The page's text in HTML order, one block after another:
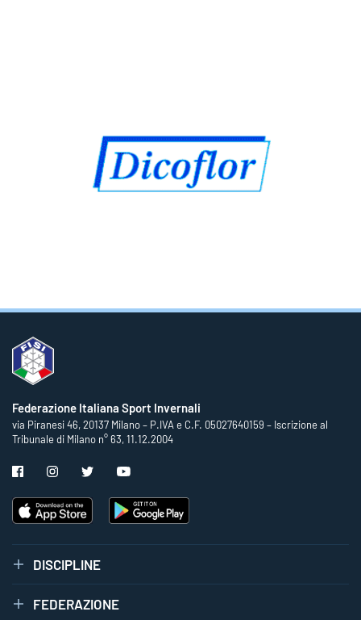
Federazione Italiana Sport Invernali
via Piranesi 46, 20137 Milano – P.IVA e C.F. 05027640159 – Iscrizione al
Tribunale di Milano n° 63, 11.12.2004
DISCIPLINE
FEDERAZIONE